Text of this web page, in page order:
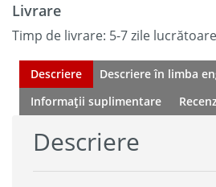
Livrare
Timp de livrare: 5-7 zile lucrătoare
Descriere
Descriere în limba
Informații suplimentare
Descriere